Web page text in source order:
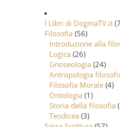
I Libri di DogmaTV.it
Filosofia (56)
Introduzione alla
Logica (26)
Gnoseologia (24)
Antropologia
Filosofia Morale (4)
Ontologia (1)
Storia della filosofia
Teodicea (3)